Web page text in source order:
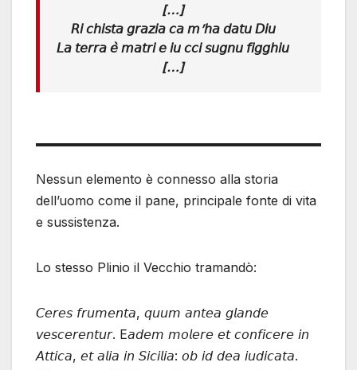
[…]
𝘙𝘪 𝘤𝘩𝘪𝘴𝘵𝘢 𝘨𝘳𝘢𝘻𝘪𝘢 𝘤𝘢 𝘮’𝘩𝘢 𝘥𝘢𝘵𝘶 𝘋𝘪𝘶
𝘓𝘢 𝘵𝘦𝘳𝘳𝘢 𝘦̀ 𝘮𝘢𝘵𝘳𝘪 𝘦 𝘪𝘶 𝘤𝘤𝘪 𝘴𝘶𝘨𝘯𝘶 𝘧𝘪𝘨𝘨𝘩𝘪𝘶
[…]
Nessun elemento è connesso alla storia
dell’uomo come il pane, principale fonte di vita
e sussistenza.
Lo stesso Plinio il Vecchio tramandò:
𝘊𝘦𝘳𝘦𝘴 𝘧𝘳𝘶𝘮𝘦𝘯𝘵𝘢, 𝘲𝘶𝘶𝘮 𝘢𝘯𝘵𝘦𝘢 𝘨𝘭𝘢𝘯𝘥𝘦
𝘷𝘦𝘴𝘤𝘦𝘳𝘦𝘯𝘵𝘶𝘳. E𝘢𝘥𝘦𝘮 𝘮𝘰𝘭𝘦𝘳𝘦 𝘦𝘵 𝘤𝘰𝘯𝘧𝘪𝘤𝘦𝘳𝘦 𝘪𝘯
𝘈𝘵𝘵𝘪𝘤𝘢, 𝘦𝘵 𝘢𝘭𝘪𝘢 𝘪𝘯 𝘚𝘪𝘤𝘪𝘭𝘪𝘢: 𝘰𝘣 𝘪𝘥 𝘥𝘦𝘢 𝘪𝘶𝘥𝘪𝘤𝘢𝘵𝘢.